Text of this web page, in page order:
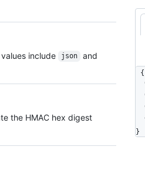
include
json and
the HMAC hex digest
{
}